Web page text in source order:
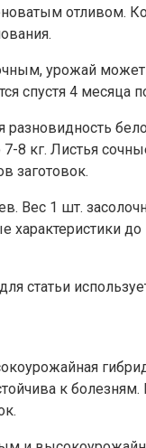
отливом.
урожай
спустя 4
разновидность
7-8 кг. Листья
заготовок.
Вес 1 шт.
характеристики
статьи
к